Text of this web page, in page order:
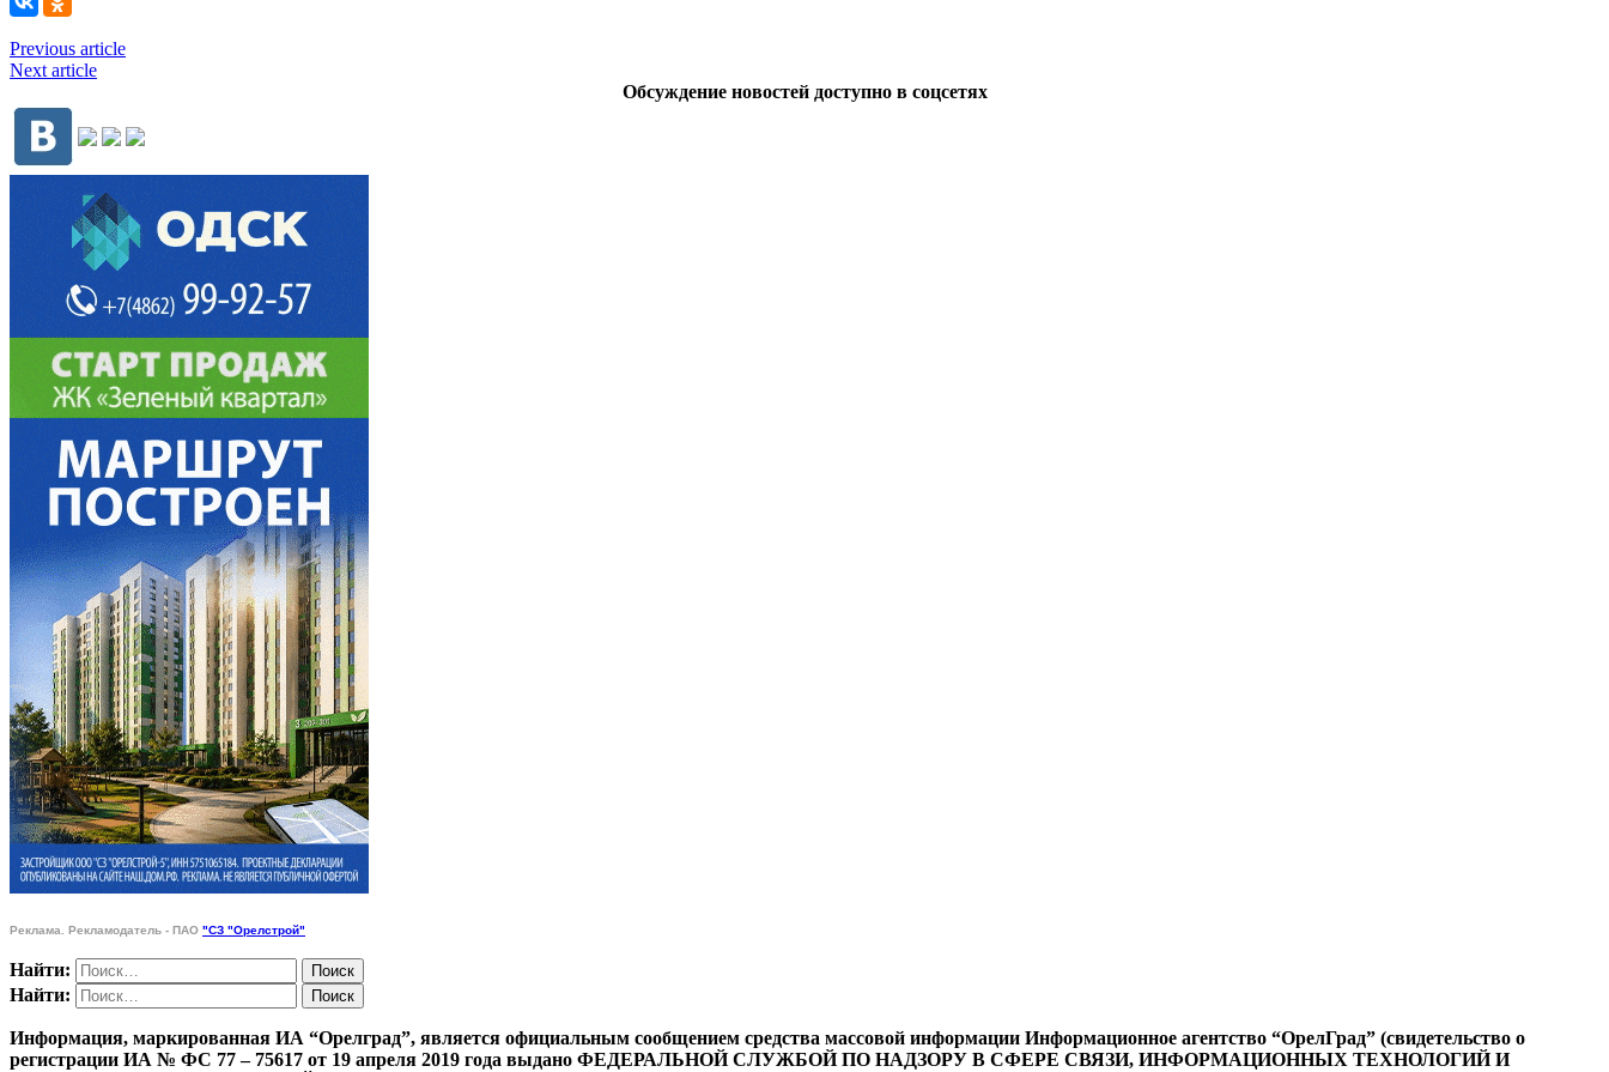
Previous article
Next article
Обсуждение новостей доступно в соцсетях
Реклама. Рекламодатель - ПАО "СЗ "Орелстрой"
Найти:
Найти:
Информация, маркированная ИА “Орелград”, является официальным сообщением средства массовой информации Информационное агентство “ОрелГрад” (свидетельство о
регистрации ИА № ФС 77 – 75617 от 19 апреля 2019 года выдано ФЕДЕРАЛЬНОЙ СЛУЖБОЙ ПО НАДЗОРУ В СФЕРЕ СВЯЗИ, ИНФОРМАЦИОННЫХ ТЕХНОЛОГИЙ И